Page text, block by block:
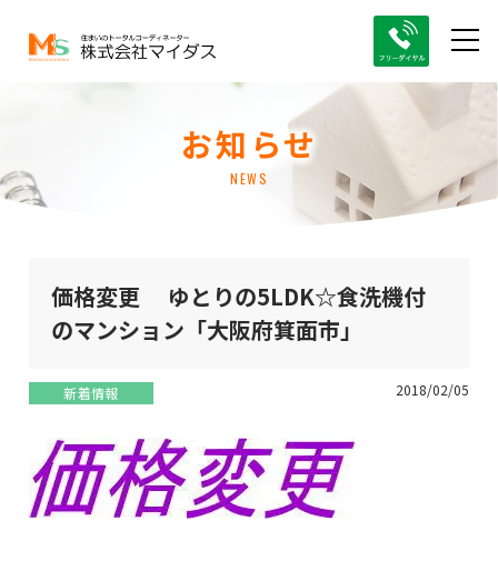
お知らせ
NEWS
価格変更 ゆとりの5LDK☆食洗機付
のマンション「大阪府箕面市」
新着情報 2018/02/05